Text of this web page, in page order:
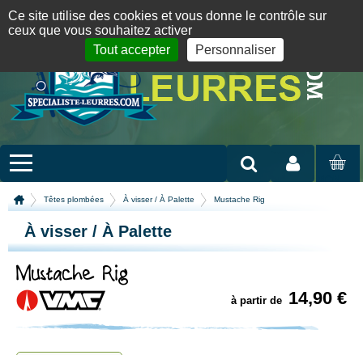
09 72 36 55 01 06 08 07 98 87 English version
MON
Têtes plombées À visser / À Palette Mustache Rig
À visser / À Palette
Mustache Rig
à partir de 14,90 €
Panneau de gestion des cookies
Ce site utilise des cookies et vous donne le contrôle sur
ceux que vous souhaitez activer
Tout accepter
Personnaliser